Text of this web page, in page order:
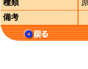
種類
備考